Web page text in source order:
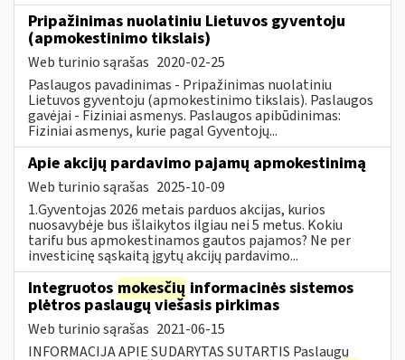
Pripažinimas nuolatiniu Lietuvos gyventoju
(apmokestinimo tikslais)
Web turinio sąrašas 2020-02-25
Paslaugos pavadinimas - Pripažinimas nuolatiniu
Lietuvos gyventoju (apmokestinimo tikslais). Paslaugos
gavėjai - Fiziniai asmenys. Paslaugos apibūdinimas:
Fiziniai asmenys, kurie pagal Gyventojų...
Apie akcijų pardavimo pajamų apmokestinimą
Web turinio sąrašas 2025-10-09
1.Gyventojas 2026 metais parduos akcijas, kurios
nuosavybėje bus išlaikytos ilgiau nei 5 metus. Kokiu
tarifu bus apmokestinamos gautos pajamos? Ne per
investicinę sąskaitą įgytų akcijų pardavimo...
Integruotos mokesčių informacinės sistemos
plėtros paslaugų viešasis pirkimas
Web turinio sąrašas 2021-06-15
INFORMACIJA APIE SUDARYTAS SUTARTIS Paslaugų